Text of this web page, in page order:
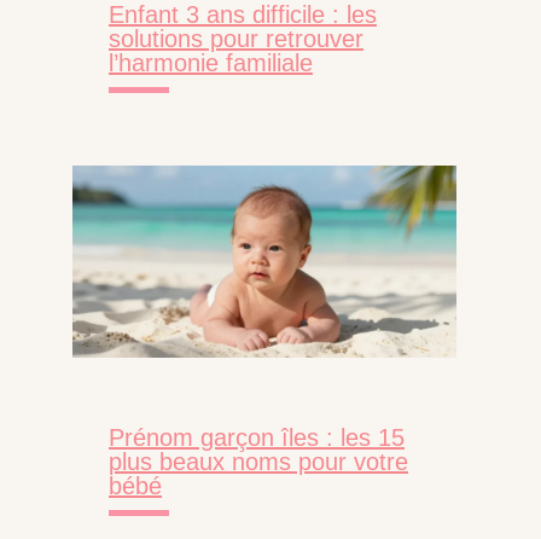
Enfant 3 ans difficile : les
solutions pour retrouver
l’harmonie familiale
Prénom garçon îles : les 15
plus beaux noms pour votre
bébé